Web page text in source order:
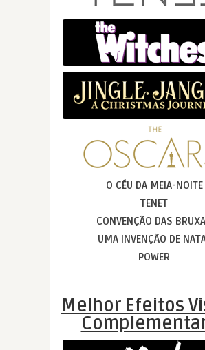
O CÉU DA MEIA-NOITE
TENET
CONVENÇÃO DAS
UMA INVENÇÃO DE
POWER
Melhor Efeitos